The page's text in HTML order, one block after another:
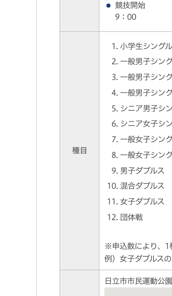
競技開始
9：00
種目
小学生シング
一般男子シン
一般男子シン
一般男子シン
シニア男子シ
シニア女子シ
一般女子シン
一般女子シン
男子ダブルス
混合ダブルス
女子ダブルス
団体戦
※申込数により、1
例）女子ダブルス
日立市市民運動公